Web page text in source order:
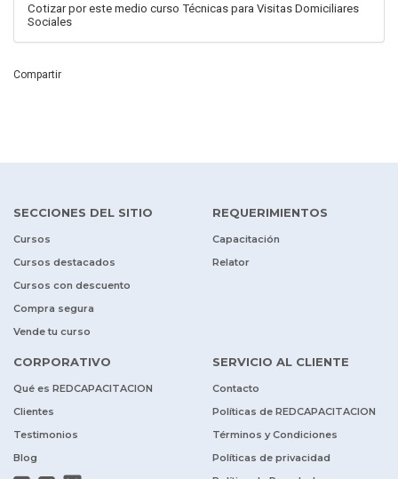
Cotizar por este medio curso Técnicas para Visitas Domiciliares
Sociales
Compartir
SECCIONES DEL SITIO
Cursos
Cursos destacados
Cursos con descuento
Compra segura
Vende tu curso
REQUERIMIENTOS
Capacitación
Relator
CORPORATIVO
Qué es REDCAPACITACION
Clientes
Testimonios
Blog
SERVICIO AL CLIENTE
Contacto
Políticas de REDCAPACITACION
Términos y Condiciones
Políticas de privacidad